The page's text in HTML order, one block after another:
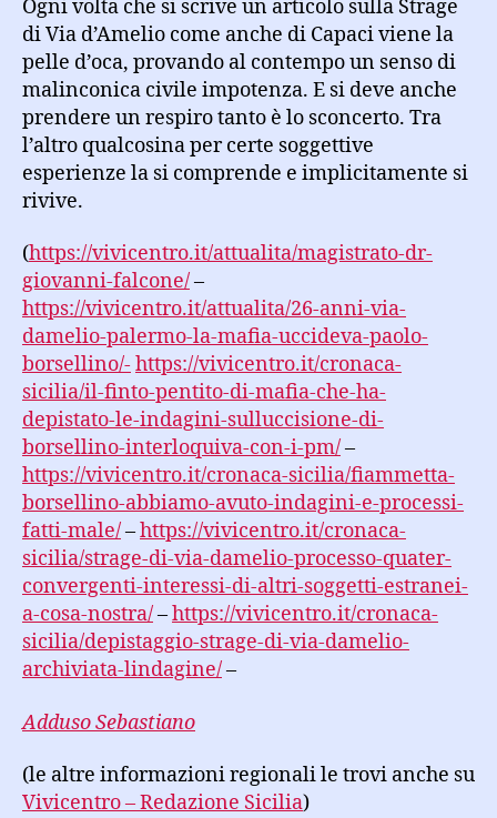
Ogni volta che si scrive un articolo sulla Strage
di Via d’Amelio come anche di Capaci viene la
pelle d’oca, provando al contempo un senso di
malinconica civile impotenza. E si deve anche
prendere un respiro tanto è lo sconcerto. Tra
l’altro qualcosina per certe soggettive
esperienze la si comprende e implicitamente si
rivive.
(https://vivicentro.it/attualita/magistrato-dr-
giovanni-falcone/–
https://vivicentro.it/attualita/26-anni-via-
damelio-palermo-la-mafia-uccideva-paolo-
borsellino/-https://vivicentro.it/cronaca-
sicilia/il-finto-pentito-di-mafia-che-ha-
depistato-le-indagini-sulluccisione-di-
borsellino-interloquiva-con-i-pm/–
https://vivicentro.it/cronaca-sicilia/fiammetta-
borsellino-abbiamo-avuto-indagini-e-processi-
fatti-male/–https://vivicentro.it/cronaca-
sicilia/strage-di-via-damelio-processo-quater-
convergenti-interessi-di-altri-soggetti-estranei-
a-cosa-nostra/–https://vivicentro.it/cronaca-
sicilia/depistaggio-strage-di-via-damelio-
archiviata-lindagine/–
Adduso Sebastiano
(le altre informazioni regionali le trovi anche su
Vivicentro – Redazione Sicilia)